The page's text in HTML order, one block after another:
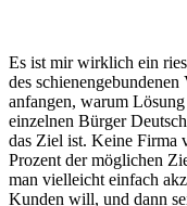
Es ist mir wirklich ein
des
anfangen, warum
einzelnen Bürger
das Ziel ist. Keine Firma
Prozent der möglichen
man vielleicht einfach
Kunden will, und dann